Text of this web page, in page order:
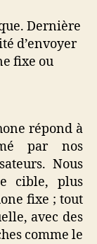
Dernière
d’envoyer
fixe ou
répond à
par nos
Nous
cible, plus
fixe ; tout
avec des
comme le